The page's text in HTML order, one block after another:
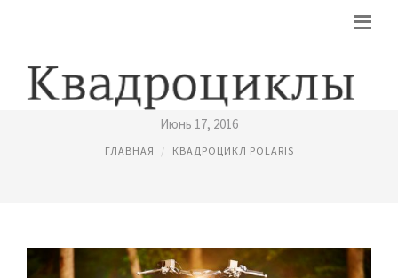
НОВЫЙ КВАДРОЦИКЛ
Июнь 17, 2016
ГЛАВНАЯ КВАДРОЦИКЛ POLARIS